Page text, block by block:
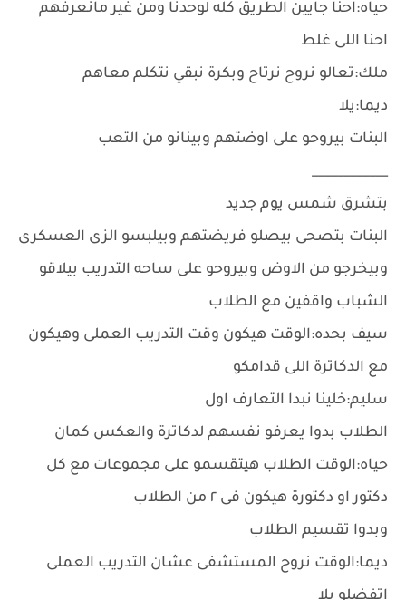
حياه:احنا جايين الطريق كله لوحدنا ومن غير مانعرفهم
احنا اللى غلط
ملك:تعالو نروح نرتاح وبكرة نبقي نتكلم معاهم
ديما:يلا
البنات بيروحو على اوضتهم وبينانو من التعب
____________
بتشرق شمس يوم جديد
البنات بتصحى بيصلو فريضتهم وبيلبسو الزى العسكرى
وبيخرجو من الاوض وبيروحو على ساحه التدريب بيلاقو
الشباب واقفين مع الطلاب
سيف بحده:الوقت هيكون وقت التدريب العملى وهيكون
مع الدكاترة اللى قدامكو
سليم:خلينا نبدا التعارف اول
الطلاب بدوا يعرفو نفسهم لدكاترة والعكس كمان
حياه:الوقت الطلاب هيتقسمو على مجموعات مع كل
دكتور او دكتورة هيكون فى ٢ من الطلاب
وبدوا تقسيم الطلاب
ديما:الوقت نروح المستشفى عشان التدريب العملى
اتفضلو يلا